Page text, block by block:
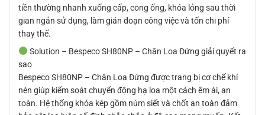
tiền thường nhanh xuống cấp, cong ống, khóa lỏng sau thời
gian ngắn sử dụng, làm gián đoạn công việc và tốn chi phí
thay thế.
Solution – Bespeco SH80NP – Chân Loa Đứng giải quyết ra
sao
Bespeco SH80NP – Chân Loa Đứng được trang bị cơ chế khí
nén giúp kiểm soát chuyển động hạ loa một cách êm ái, an
toàn. Hệ thống khóa kép gồm núm siết và chốt an toàn đảm